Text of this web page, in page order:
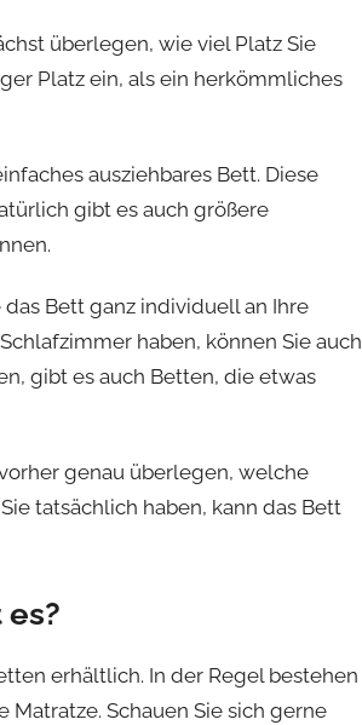
überlegen, wie viel Platz Sie
Platz ein, als ein herkömmliches
ausziehbares Bett. Diese
gibt es auch größere
Bett ganz individuell an Ihre
haben, können Sie auch
gibt es auch Betten, die etwas
genau überlegen, welche
tatsächlich haben, kann das Bett
erhältlich. In der Regel bestehen
Schauen Sie sich gerne